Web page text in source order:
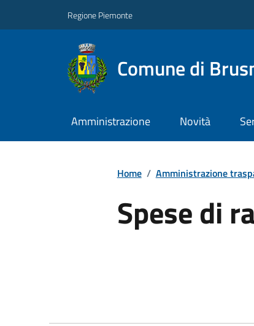
Regione Piemonte
Comune di
Amministrazione Novità
Home / Amministrazione
Spese di